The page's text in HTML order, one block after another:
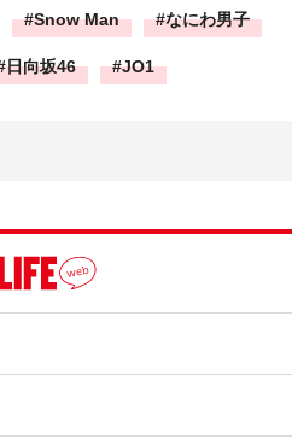
Snow Man なにわ男子
日向坂46 JO1